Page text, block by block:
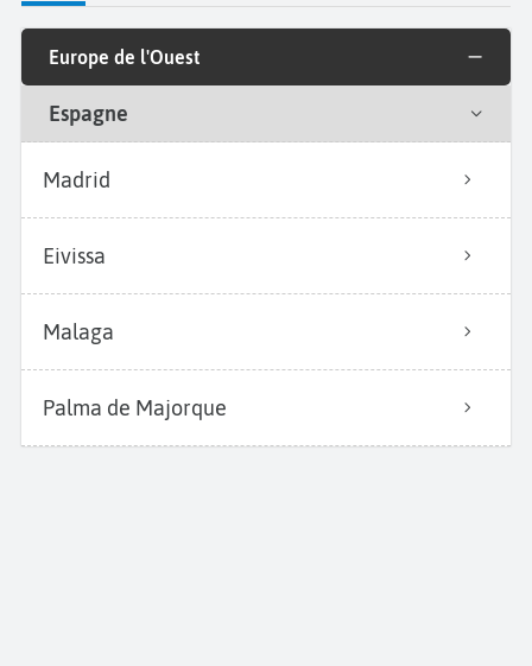
Europe de l'Ouest
Espagne
Madrid
Eivissa
Malaga
Palma de Majorque